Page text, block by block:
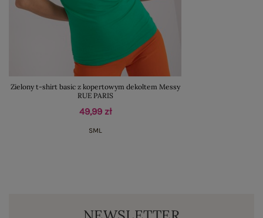
Zielony t-shirt basic z kopertowym dekoltem Messy
RUE PARIS
49,99 zł
SML